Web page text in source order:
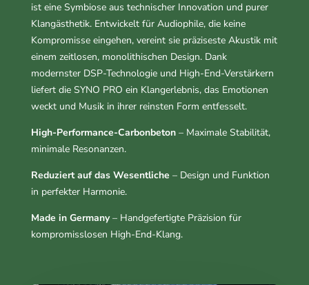
ist eine Symbiose aus technischer Innovation und purer
Klangästhetik. Entwickelt für Audiophile, die keine
Kompromisse eingehen, vereint sie präziseste Akustik mit
einem zeitlosen, monolithischen Design. Dank
modernster DSP-Technologie und High-End-Verstärkern
liefert die SYNO PRO ein Klangerlebnis, das Emotionen
weckt und Musik in ihrer reinsten Form entfesselt.
High-Performance-Carbonbeton– Maximale Stabilität,
minimale Resonanzen.
Reduziert auf das Wesentliche – Design und Funktion
in perfekter Harmonie.
Made in Germany– Handgefertigte Präzision für
kompromisslosen High-End-Klang.